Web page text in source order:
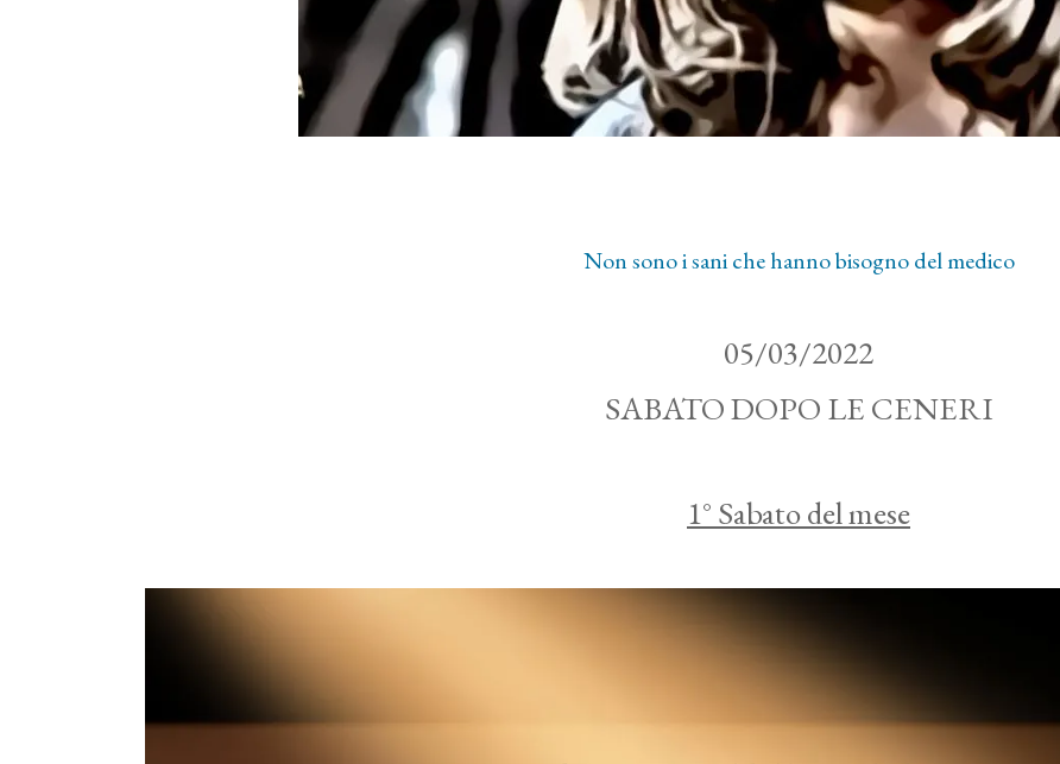
Non sono i sani che hanno bisogno del medico
05/03/2022
SABATO DOPO LE CENERI
1° Sabato del mese